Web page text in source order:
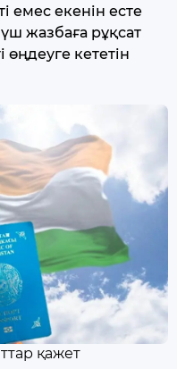
емес екенін есте
жазбаға рұқсат
өңдеуге кететін
қажет